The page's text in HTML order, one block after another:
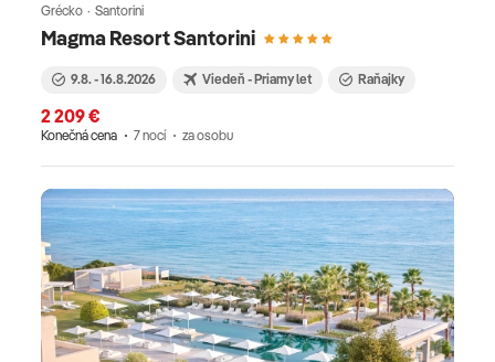
Magma Resort Santorini
Grécko · Santorini
9.8. - 16.8.2026 Viedeň - Priamy let Raňajky
2 209 €
Konečná cena 7 nocí za osobu